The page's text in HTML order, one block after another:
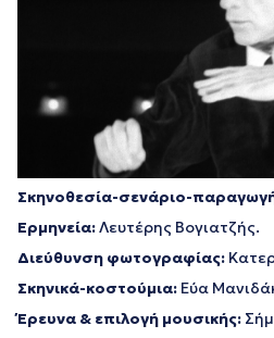
Σκηνοθεσία-σενάριο-
Ερμηνεία:Λευτέρης Βογιατζής.
Διεύθυνση φωτογραφίας:
Σκηνικά-κοστούμια: Εύα
Έρευνα & επιλογή μουσικής: